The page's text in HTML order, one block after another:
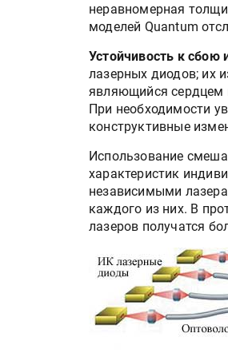
неравномерная
моделей Quantum
Устойчивость к сбою
лазерных диодов; их
являющийся сердцем
При необходимости
конструктивные
Использование
характеристик
независимыми
каждого из них. В
лазеров получатся